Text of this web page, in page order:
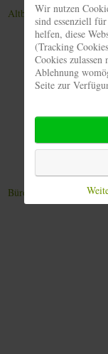
Altbausanierung
Bürobau
Wir nutzen
sind essenziell
helfen, diese
(Tracking
Cookies zulassen
Ablehnung
Seite zur